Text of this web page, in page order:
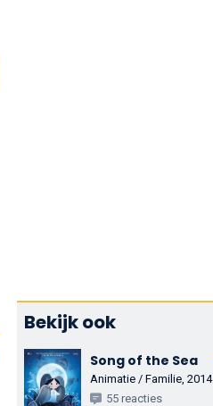
Bekijk ook
Song of the Sea
Animatie / Familie, 2014
55 reacties